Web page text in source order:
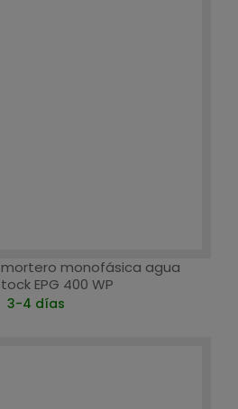
monofásica agua
EPG 400 WP
3-4 días